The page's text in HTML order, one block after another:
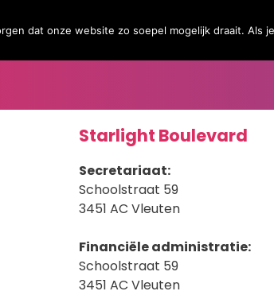
Firebringer
Starlight Boulevard
Secretariaat:
Schoolstraat 59
3451 AC Vleuten
Financiële administratie:
Schoolstraat 59
3451 AC Vleuten
dat onze website zo soepel mogelijk draait.